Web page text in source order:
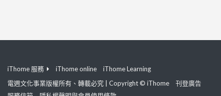
iThome 服務 iThome online
iThome Learning
電週文化事業版權所有、轉載必究 | Copyright © iThome
刊登廣告